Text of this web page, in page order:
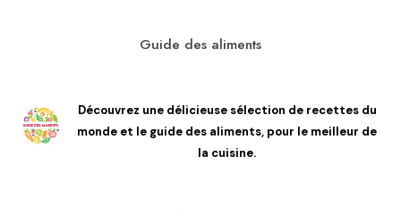
Guide des aliments
Découvrez une délicieuse sélection de recettes du
monde et le guide des aliments, pour le meilleur de
la cuisine.